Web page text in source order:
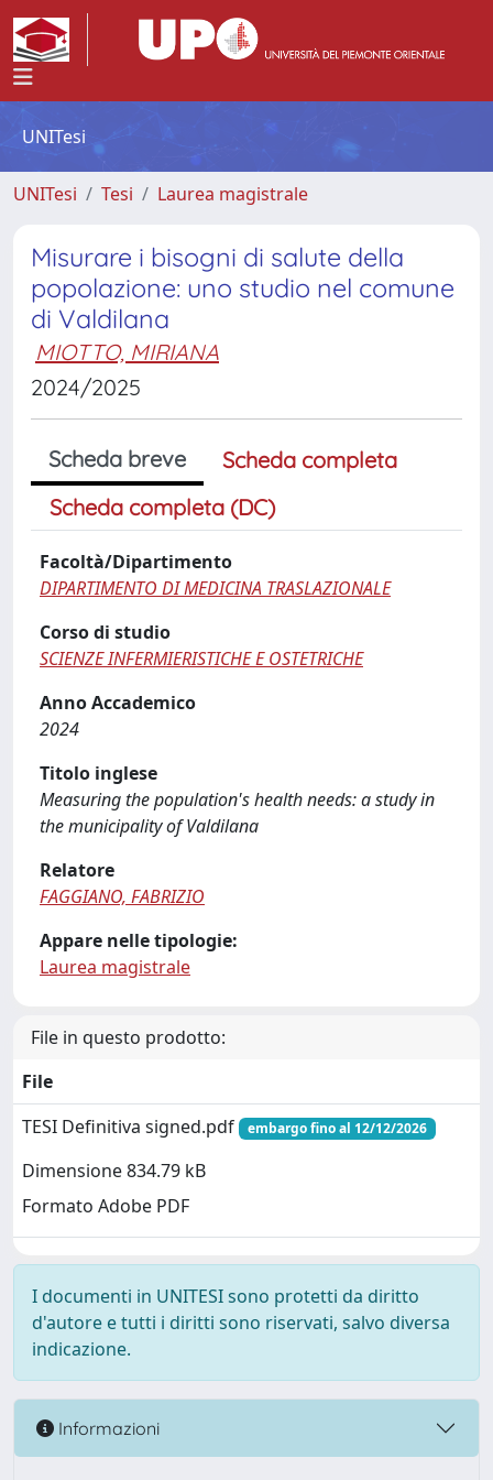
UNITesi
UNITesi Tesi Laurea magistrale
Misurare i bisogni di salute della
popolazione: uno studio nel comune
di Valdilana
MIOTTO, MIRIANA
2024/2025
Scheda breve
Scheda completa
Scheda completa (DC)
Facoltà/Dipartimento
DIPARTIMENTO DI MEDICINA TRASLAZIONALE
Corso di studio
SCIENZE INFERMIERISTICHE E OSTETRICHE
Anno Accademico
2024
Titolo inglese
Measuring the population's health needs: a study in
the municipality of Valdilana
Relatore
FAGGIANO, FABRIZIO
Appare nelle tipologie:
Laurea magistrale
File in questo prodotto:
File
TESI Definitiva signed.pdf
embargo fino al 12/12/2026
Dimensione 834.79 kB
Formato Adobe PDF
I documenti in UNITESI sono protetti da diritto
d'autore e tutti i diritti sono riservati, salvo diversa
indicazione.
Informazioni